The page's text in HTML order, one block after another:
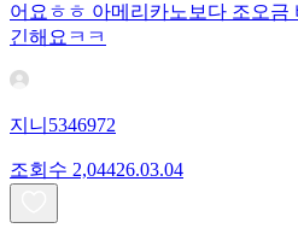
어요ㅎㅎ 아메리카노보다 조오금
긴해요ㅋㅋ
지니5346972
조회수 2,04426.03.04